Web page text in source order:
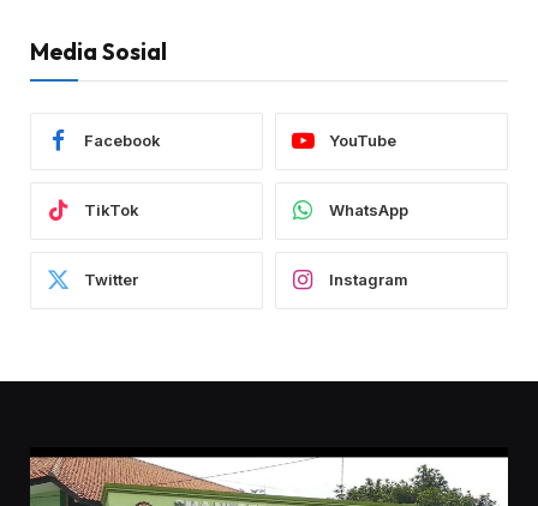
Media Sosial
Facebook YouTube
TikTok WhatsApp
Twitter Instagram